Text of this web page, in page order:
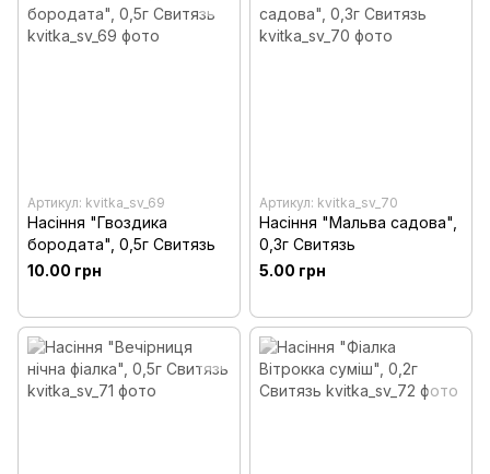
Артикул: kvitka_sv_69
Насіння "Гвоздика
бородата", 0,5г Свитязь
10.00 грн
Артикул: kvitka_sv_70
Насіння "Мальва садова",
0,3г Свитязь
5.00 грн